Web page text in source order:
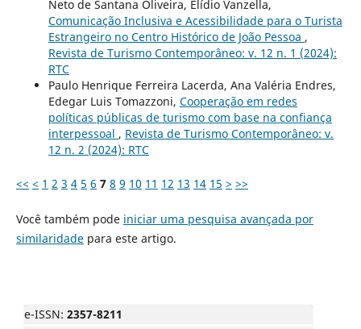
Neto de Santana Oliveira, Elídio Vanzella,
Comunicação Inclusiva e Acessibilidade para o Turista
Estrangeiro no Centro Histórico de João Pessoa ,
Revista de Turismo Contemporâneo: v. 12 n. 1 (2024):
RTC
Paulo Henrique Ferreira Lacerda, Ana Valéria Endres,
Edegar Luis Tomazzoni, Cooperação em redes
políticas públicas de turismo com base na confiança
interpessoal , Revista de Turismo Contemporâneo: v.
12 n. 2 (2024): RTC
<< < 1 2 3 4 5 6 7 8 9 10 11 12 13 14 15 > >>
Você também pode iniciar uma pesquisa avançada por
similaridadepara este artigo.
e-ISSN: 2357-8211